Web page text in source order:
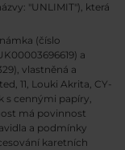
"UNLIMIT"), která
(číslo
a
vlastněná a
11, Louki Akrita, CY-
s cennými papíry,
má povinnost
a podmínky
karetních